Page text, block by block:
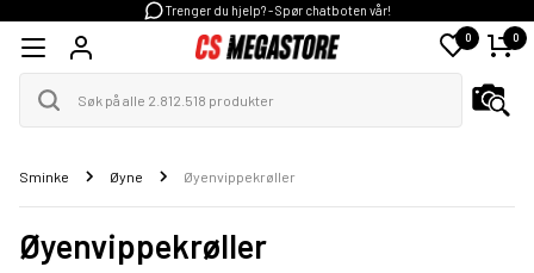
Trenger du hjelp? - Spør chatboten vår!
0 0
Sminke Øyne Øyenvippekrøller
Øyenvippekrøller